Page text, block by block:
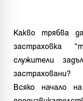
Какво трябва
застраховка
служители
застраховани?
Всяко начало